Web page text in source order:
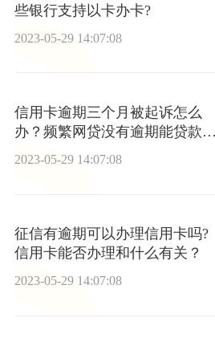
些银行支持以卡办卡?
2023-05-29 14:07:08
信用卡逾期三个月被起诉怎么
办？频繁网贷没有逾期能贷款
吗？|视讯
2023-05-29 14:07:08
征信有逾期可以办理信用卡吗?
信用卡能否办理和什么有关？
2023-05-29 14:07:08